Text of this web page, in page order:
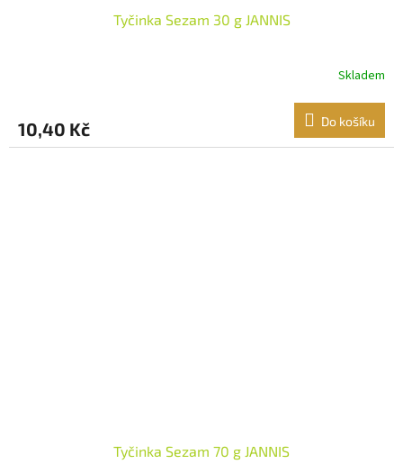
Tyčinka Sezam 30 g JANNIS
Skladem
10,40 Kč Do košíku
Tyčinka Sezam 70 g JANNIS